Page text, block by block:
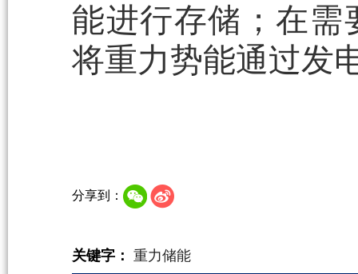
能进行存储；在需
将重力势能通过发
分享到：
关键字： 重力储能